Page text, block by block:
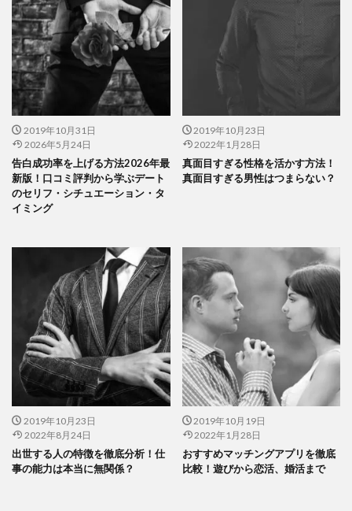
2019年10月31日
2026年5月24日
告白成功率を上げる方法2026年最
新版！口コミ評判から学ぶデート
のセリフ・シチュエーション・タ
イミング
2019年10月23日
2022年1月28日
真面目すぎる性格を活かす方法！
真面目すぎる男性はつまらない？
2019年10月23日
2022年8月24日
出世する人の特徴を徹底分析！仕
事の能力は本当に無関係？
2019年10月19日
2022年1月28日
おすすめマッチングアプリを徹底
比較！遊びから恋活、婚活まで